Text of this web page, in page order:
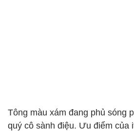
Tông màu xám đang phủ sóng
quý cô sành điệu. Ưu điểm của